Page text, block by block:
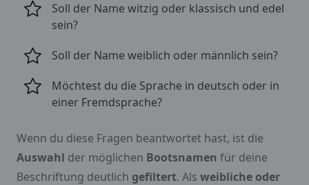
Soll der Name witzig oder klassisch und edel
sein?
Soll der Name weiblich oder männlich sein?
Möchtest du die Sprache in deutsch oder in
einer Fremdsprache?
Wenn du diese Fragen beantwortet hast, ist die
Auswahl der möglichen Bootsnamen für deine
Beschriftung deutlich gefiltert. Als weibliche oder